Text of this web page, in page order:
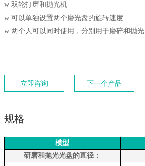
w双轮打磨和抛光机
w可以单独设置两个磨光盘的旋转速度
w两个人可以同时使用，分别用于磨碎和抛光
立即咨询 下一个产品
规格
模型
研磨和抛光光盘的直径：